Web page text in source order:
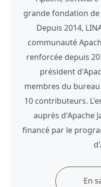
grande fondation
Depuis 2014,
communauté
renforcée depuis
président
membres du
10 contributeurs.
auprès d'Apache
financé par le
En